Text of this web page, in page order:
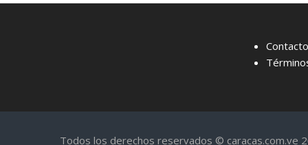
Contacto
Todos los derechos reservados © caracas.com.ve